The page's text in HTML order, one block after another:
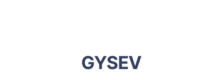
GYSEV